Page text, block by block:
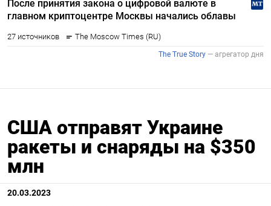
США отправят Украине
ракеты и снаряды на $350
млн
20.03.2023